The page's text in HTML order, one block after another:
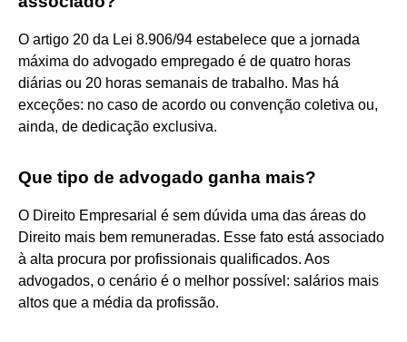
O artigo 20 da Lei 8.906/94 estabelece que a jornada
máxima do advogado empregado é de quatro horas
diárias ou 20 horas semanais de trabalho. Mas há
exceções: no caso de acordo ou convenção coletiva ou,
ainda, de dedicação exclusiva.
Que tipo de advogado ganha mais?
O Direito Empresarial é sem dúvida uma das áreas do
Direito mais bem remuneradas. Esse fato está associado
à alta procura por profissionais qualificados. Aos
advogados, o cenário é o melhor possível: salários mais
altos que a média da profissão.